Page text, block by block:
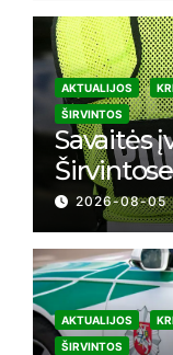
AKTUALIJOS
ŠIRVINTOS
Savaitės
Širvintose
2026-08-05
AKTUALIJOS
ŠIRVINTOS